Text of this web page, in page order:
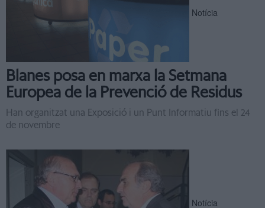
Notícia
Blanes posa en marxa la Setmana
Europea de la Prevenció de Residus
Han organitzat una Exposició i un Punt Informatiu fins el 24
de novembre
Notícia